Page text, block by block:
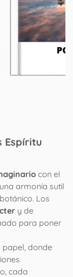
Espíritu
con el
armonía sutil
Los
y de
para poner
papel, donde
cada